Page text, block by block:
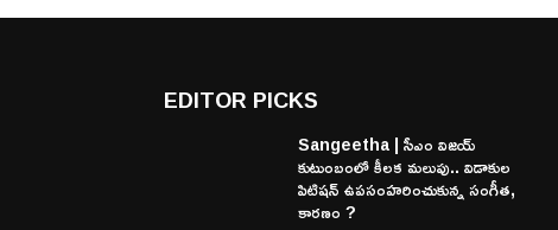
EDITOR PICKS
Sangeetha | సీఎం విజయ్
కుటుంబంలో కీలక మలుపు.. విడాకుల
పిటిషన్ ఉపసంహరించుకున్న సంగీత,
కారణం ?